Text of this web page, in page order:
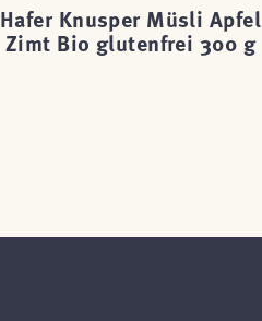
Hafer Knusper Müsli Apfel
Zimt Bio glutenfrei 300 g